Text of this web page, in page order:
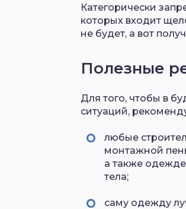
Категорически
которых входит
не будет, а вот
Полезные
Для того, чтобы в
ситуаций,
любые
монтажной
а также
тела;
саму одежду